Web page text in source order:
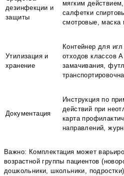
дезинфекции и
защиты
мягким
салфетки
смотровые, маска
Утилизация и
хранение
Контейнер для
отходов классов
замачивания,
Документация
Инструкция по
действий при
карта
направлений,
Важно: Комплектация может
возрастной группы пациентов
дошкольники, школьники,